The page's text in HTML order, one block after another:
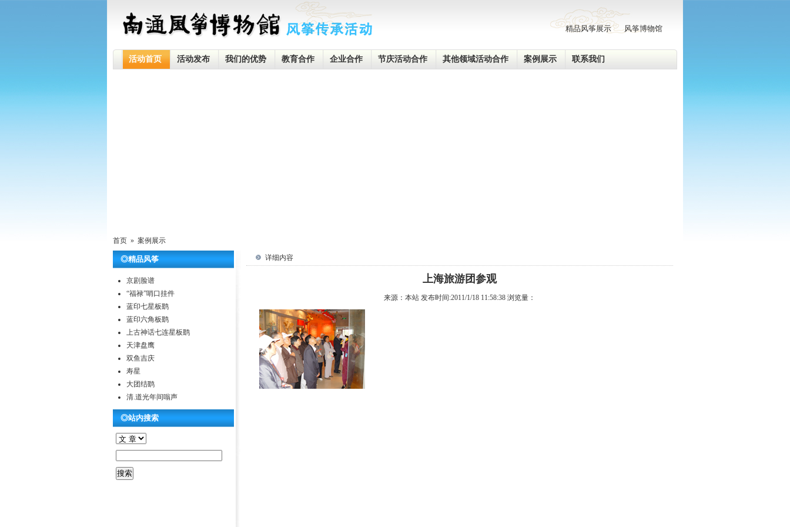
风筝博物馆
精品风筝展示
活动首页 活动发布 我们的优势 教育合作 企业合作 节庆活动合作 其他领域活动合作 案例展示 联系我们
首页 » 案例展示
◎精品风筝
京剧脸谱
“福禄”哨口挂件
蓝印七星板鹞
蓝印六角板鹞
上古神话七连星板鹞
天津盘鹰
双鱼吉庆
寿星
大团结鹞
清.道光年间嗡声
◎站内搜索
详细内容
上海旅游团参观
来源：本站 发布时间:2011/1/18 11:58:38 浏览量：